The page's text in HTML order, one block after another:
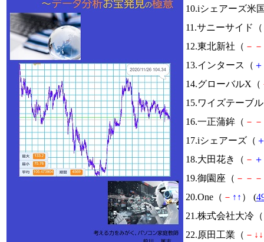
10.iシェアーズ米
11.サニーサイド（
12.東北新社（ － －
13.インタース（ ＋
14.グローバルX（
15.ワイズテーブ
16.一正蒲鉾（ － －
17.iシェアーズ（
18.大田花き（ － ＋
19.御園座（ － － －
20.One（ － ↑ ↑ ） (
21.株式会社大冷（
22.原田工業（ － ↓ ↓